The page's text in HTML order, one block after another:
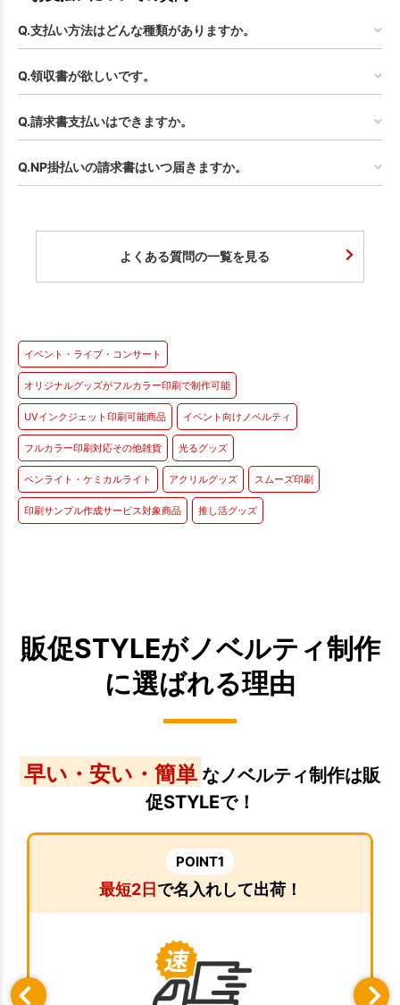
Q.支払い方法はどんな種類がありますか。
Q.領収書が欲しいです。
Q.請求書支払いはできますか。
Q.NP掛払いの請求書はいつ届きますか。
よくある質問の一覧を見る
イベント・ライブ・コンサート
オリジナルグッズがフルカラー印刷で制作可能
UVインクジェット印刷可能商品 イベント向けノベルティ
フルカラー印刷対応その他雑貨 光るグッズ
ペンライト・ケミカルライト アクリルグッズ スムーズ印刷
印刷サンプル作成サービス対象商品 推し活グッズ
販促STYLEがノベルティ制作
に選ばれる理由
早い・安い・簡単 なノベルティ制作は販
促STYLEで！
POINT1
最短2日 で名入れして出荷！